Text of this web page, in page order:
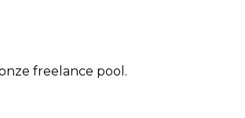
freelance pool.